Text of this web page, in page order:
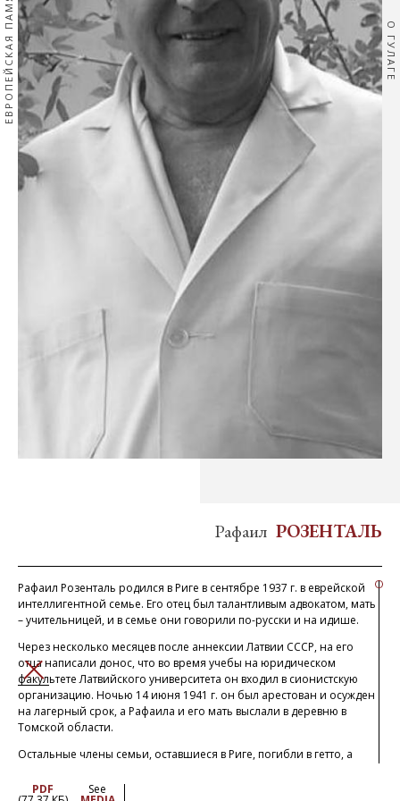
ЕВРОПЕЙСКАЯ ПАМЯТЬ О ГУЛАГЕ
ЗАКРЫТЬ
Рафаил РОЗЕНТАЛЬ
Рафаил Розенталь родился в Риге в сентябре 1937 г. в еврейской
интеллигентной семье. Его отец был талантливым адвокатом, мать
– учительницей, и в семье они говорили по-русски и на идише.
Через несколько месяцев после аннексии Латвии СССР, на его
отца написали донос, что во время учебы на юридическом
факультете Латвийского университета он входил в сионистскую
организацию. Ночью 14 июня 1941 г. он был арестован и осужден
на лагерный срок, а Рафаила и его мать выслали в деревню в
Томской области.
Остальные члены семьи, оставшиеся в Риге, погибли в гетто, а
несколько месяцев после прихода немцев была уничтожена вся
PDF See